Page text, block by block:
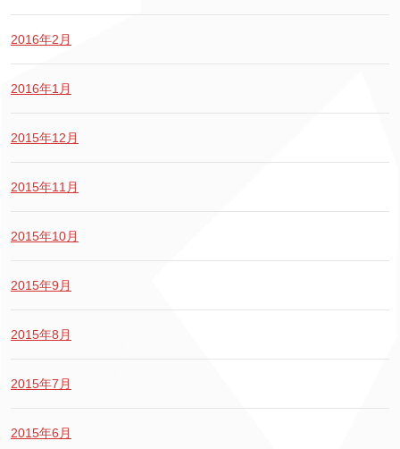
2016年2月
2016年1月
2015年12月
2015年11月
2015年10月
2015年9月
2015年8月
2015年7月
2015年6月